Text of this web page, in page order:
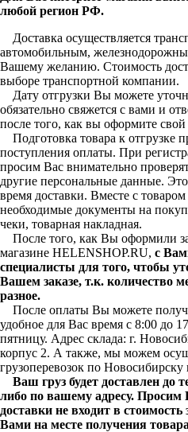
любой регион РФ.
Доставка осуществляется
автомобильным,
Вашему желанию. Стоимость
выборе транспортной компании.
Дату отгрузки Вы можете
обязательно свяжется с вами и
после того, как вы оформите свой
Подготовка товара к отгрузке
поступления оплаты. При
просим Вас внимательно
другие персональные данные.
время доставки. Вместе с
необходимые документы на
чеки, товарная накладная.
После того, как Вы оформили
магазине HELENSHOP.RU, с
специалисты для того, чтобы
Вашем заказе, т.к. количество
разное.
После оплаты Вы можете
удобное для Вас время с 8:00 до
пятницу. Адрес склада: г.
корпус 2. А также, мы можем
грузоперевозок по
Ваш груз будет доставлен до
либо по вашему адресу. Просим
доставки не входит в
Вами на месте получения